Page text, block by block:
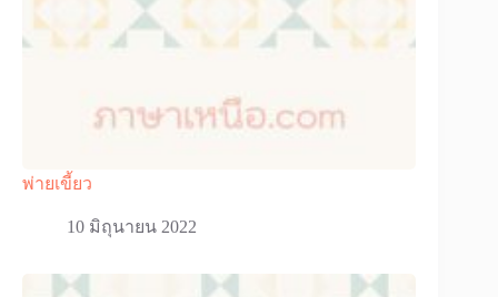
พ่ายเขี้ยว
10 มิถุนายน 2022